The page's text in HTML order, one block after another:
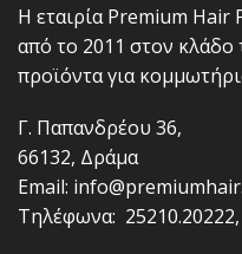
Η εταιρία Premium Hair
από το 2011 στον κλάδο
προϊόντα για
Γ. Παπανδρέου 36,
66132, Δράμα
Email:
Τηλέφωνα: 25210.20222,